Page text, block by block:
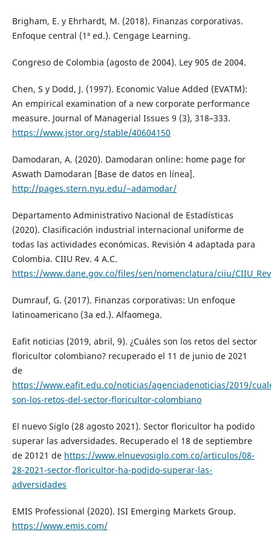
Brigham, E. y Ehrhardt, M. (2018). Finanzas corporativas.
Enfoque central (1ª ed.). Cengage Learning.
Congreso de Colombia (agosto de 2004). Ley 905 de 2004.
Chen, S y Dodd, J. (1997). Economic Value Added (EVATM):
An empirical examination of a new corporate performance
measure. Journal of Managerial Issues 9 (3), 318–333.
https://www.jstor.org/stable/40604150
Damodaran, A. (2020). Damodaran online: home page for
Aswath Damodaran [Base de datos en línea].
http://pages.stern.nyu.edu/~adamodar/
Departamento Administrativo Nacional de Estadísticas
(2020). Clasificación industrial internacional uniforme de
todas las actividades económicas. Revisión 4 adaptada para
Colombia. CIIU Rev. 4 A.C.
https://www.dane.gov.co/files/sen/nomenclatura/ciiu/
Dumrauf, G. (2017). Finanzas corporativas: Un enfoque
latinoamericano (3a ed.). Alfaomega.
Eafit noticias (2019, abril, 9). ¿Cuáles son los retos del sector
floricultor colombiano? recuperado el 11 de junio de 2021
de
https://www.eafit.edu.co/noticias/agenciadenoticias/2019/
son-los-retos-del-sector-floricultor-colombiano
El nuevo Siglo (28 agosto 2021). Sector floricultor ha podido
superar las adversidades. Recuperado el 18 de septiembre
de 20121 de https://www.elnuevosiglo.com.co/articulos/08-
28-2021-sector-floricultor-ha-podido-superar-las-
adversidades
EMIS Professional (2020). ISI Emerging Markets Group.
https://www.emis.com/